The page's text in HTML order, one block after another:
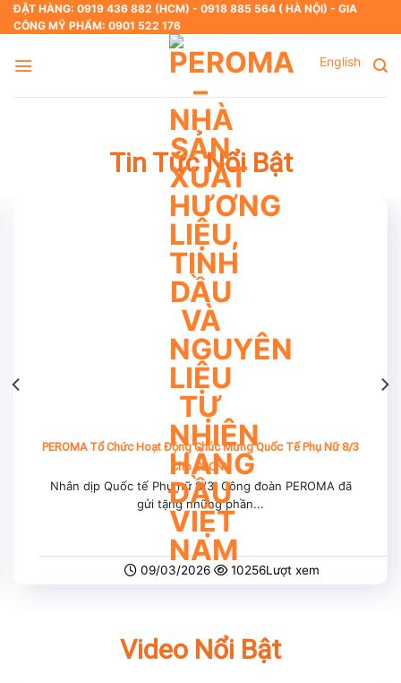
Skip
to
ĐẶT HÀNG: 0919 436 882 (HCM) - 0918 885 564 ( HÀ NỘI) - GIA
CÔNG MỸ PHẨM: 0901 522 176
English
Tin Tức Nổi Bật
PEROMA Tổ Chức Hoạt Động Chúc Mừng Quốc Tế Phụ Nữ 8/3
Cho CBCNV
Nhân dịp Quốc tế Phụ nữ 8/3, Công đoàn PEROMA đã
gửi tặng những phần...
09/03/2026 10256Lượt xem
Video Nổi Bật